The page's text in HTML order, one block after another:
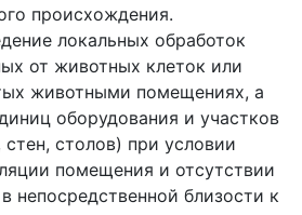
происхождения.
локальных обработок
от животных клеток или
животными помещениях, а
оборудования и участков
столов) при условии
помещения и отсутствии
непосредственной близости к